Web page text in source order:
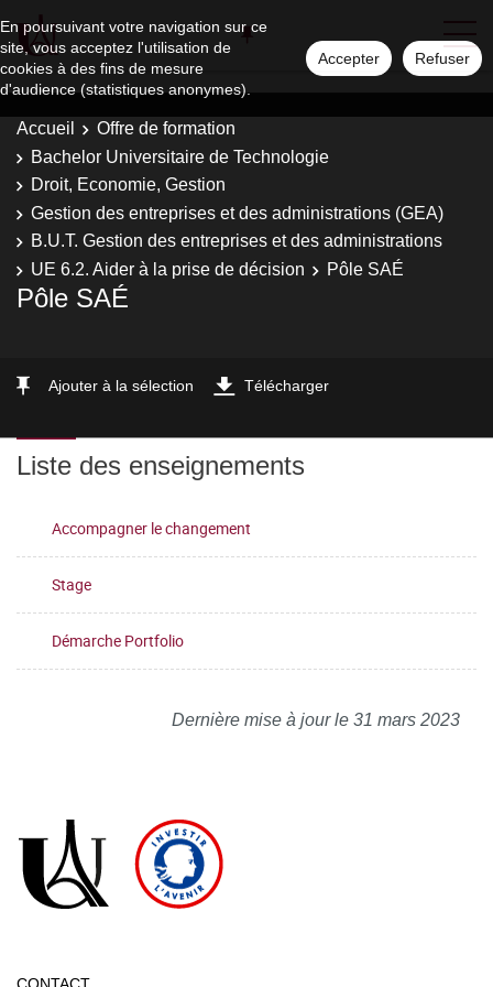
En poursuivant votre navigation sur ce
site, vous acceptez l'utilisation de
cookies à des fins de mesure
d'audience (statistiques anonymes).
Accepter Refuser
Accueil
Offre de formation
Bachelor Universitaire de Technologie
Droit, Economie, Gestion
Gestion des entreprises et des administrations (GEA)
B.U.T. Gestion des entreprises et des administrations
UE 6.2. Aider à la prise de décision
Pôle SAÉ
Pôle SAÉ
Ajouter à la sélection Télécharger
Liste des enseignements
Accompagner le changement
Stage
Démarche Portfolio
Dernière mise à jour le 31 mars 2023